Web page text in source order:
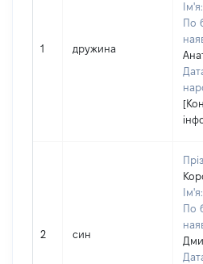
1 дружина
Ім'я:
По
2 син
Ім'я:
По